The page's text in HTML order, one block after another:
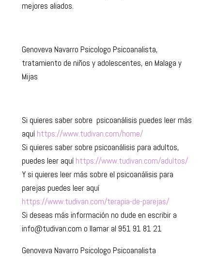
mejores aliados.
Genoveva Navarro Psicologo Psicoanalista,
tratamiento de niños y adolescentes, en Malaga y
Mijas
Si quieres saber sobre psicoanálisis puedes leer más
aquí https://www.tudivan.com/home/
Si quieres saber sobre psicoanálisis para adultos,
puedes leer aquí https://www.tudivan.com/adultos/
Y si quieres leer más sobre el psicoanálisis para
parejas puedes leer aquí
https://www.tudivan.com/terapia-de-parejas/
Si deseas más información no dude en escribir a
info@tudivan.com o llamar al 951 91 81 21
Genoveva Navarro Psicologo Psicoanalista